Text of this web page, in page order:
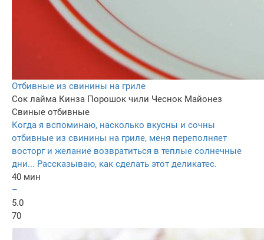
Отбивные из свинины на гриле
Сок лайма Кинза Порошок чили Чеснок Майонез
Свиные отбивные
Когда я вспоминаю, насколько вкусны и сочны
отбивные из свинины на гриле, меня переполняет
восторг и желание возвратиться в теплые солнечные
дни... Рассказываю, как сделать этот деликатес.
40 мин
–
5.0
70